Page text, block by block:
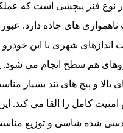
نوع فنر پیچشی است که
های جاده دارد. عبور
شهری با این خودرو
هم سطح انجام می شود.
و پیچ های تند بسیار
کامل را القا می کند. این
شده شاسی و توزیع